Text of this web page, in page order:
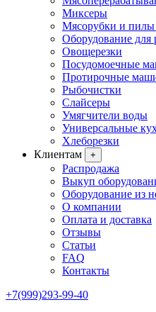
Миксеры
Мясорубки и пилы
Оборудование для
Овощерезки
Посудомоечные
Протирочные
Рыбочистки
Слайсеры
Умягчители воды
Универсальные
Хлеборезки
Клиентам
+
Распродажа
Выкуп
Оборудование из
О компании
Оплата и доставка
Отзывы
Статьи
FAQ
Контакты
+7(999)293-99-40